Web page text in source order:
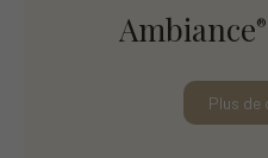
Ambiance®
Plus de